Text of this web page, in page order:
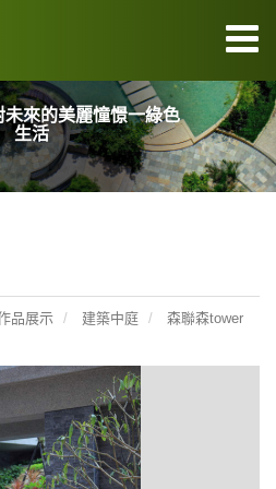
來的美麗憧憬一綠色
生活
品展示 建築中庭 森聯森tower